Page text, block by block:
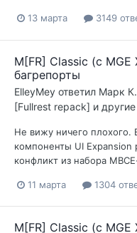
13 марта 3149
M[FR] Classic (с
багрепорты
ElleyMey ответил Марк
[Fullrest repack] и
Не вижу ничего плохого.
компоненты UI
конфликт из набора
11 марта 1304
M[FR] Classic (с